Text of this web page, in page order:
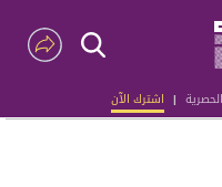
| اشترك الآن